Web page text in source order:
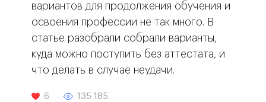
вариантов для продолжения обучения и
освоения профессии не так много. В
статье разобрали собрали варианты,
куда можно поступить без аттестата, и
что делать в случае неудачи.
6 135 185